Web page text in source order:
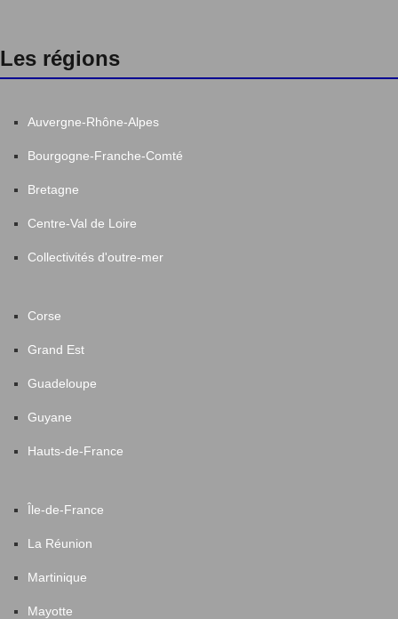
Les régions
Auvergne-Rhône-Alpes
Bourgogne-Franche-Comté
Bretagne
Centre-Val de Loire
Collectivités d'outre-mer
Corse
Grand Est
Guadeloupe
Guyane
Hauts-de-France
Île-de-France
La Réunion
Martinique
Mayotte